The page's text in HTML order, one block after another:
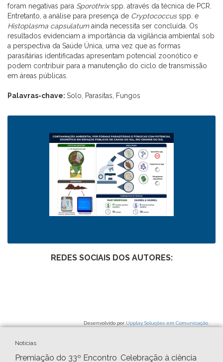
foram negativas para Sporothrixspp. através da técnica de PCR.
Entretanto, a análise para presença de Cryptococcusspp. e
Histoplasma capsulatumainda necessita ser concluída. Os
resultados evidenciam a importância da vigilância ambiental sob
a perspectiva da Saúde Única, uma vez que as formas
parasitárias identificadas apresentam potencial zoonótico e
podem contribuir para a manutenção do ciclo de transmissão
em áreas públicas.
Palavras-chave: Solo, Parasitas, Fungos
REDES SOCIAIS DOS AUTORES:
Desenvolvido por Upplay Soluções em Comunicação
Notícias
Premiação do 33º Encontro Celebração à ciência